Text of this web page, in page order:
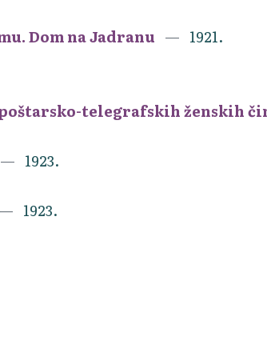
Dom na Jadranu
1921.
telegrafskih ženskih
1923.
1923.